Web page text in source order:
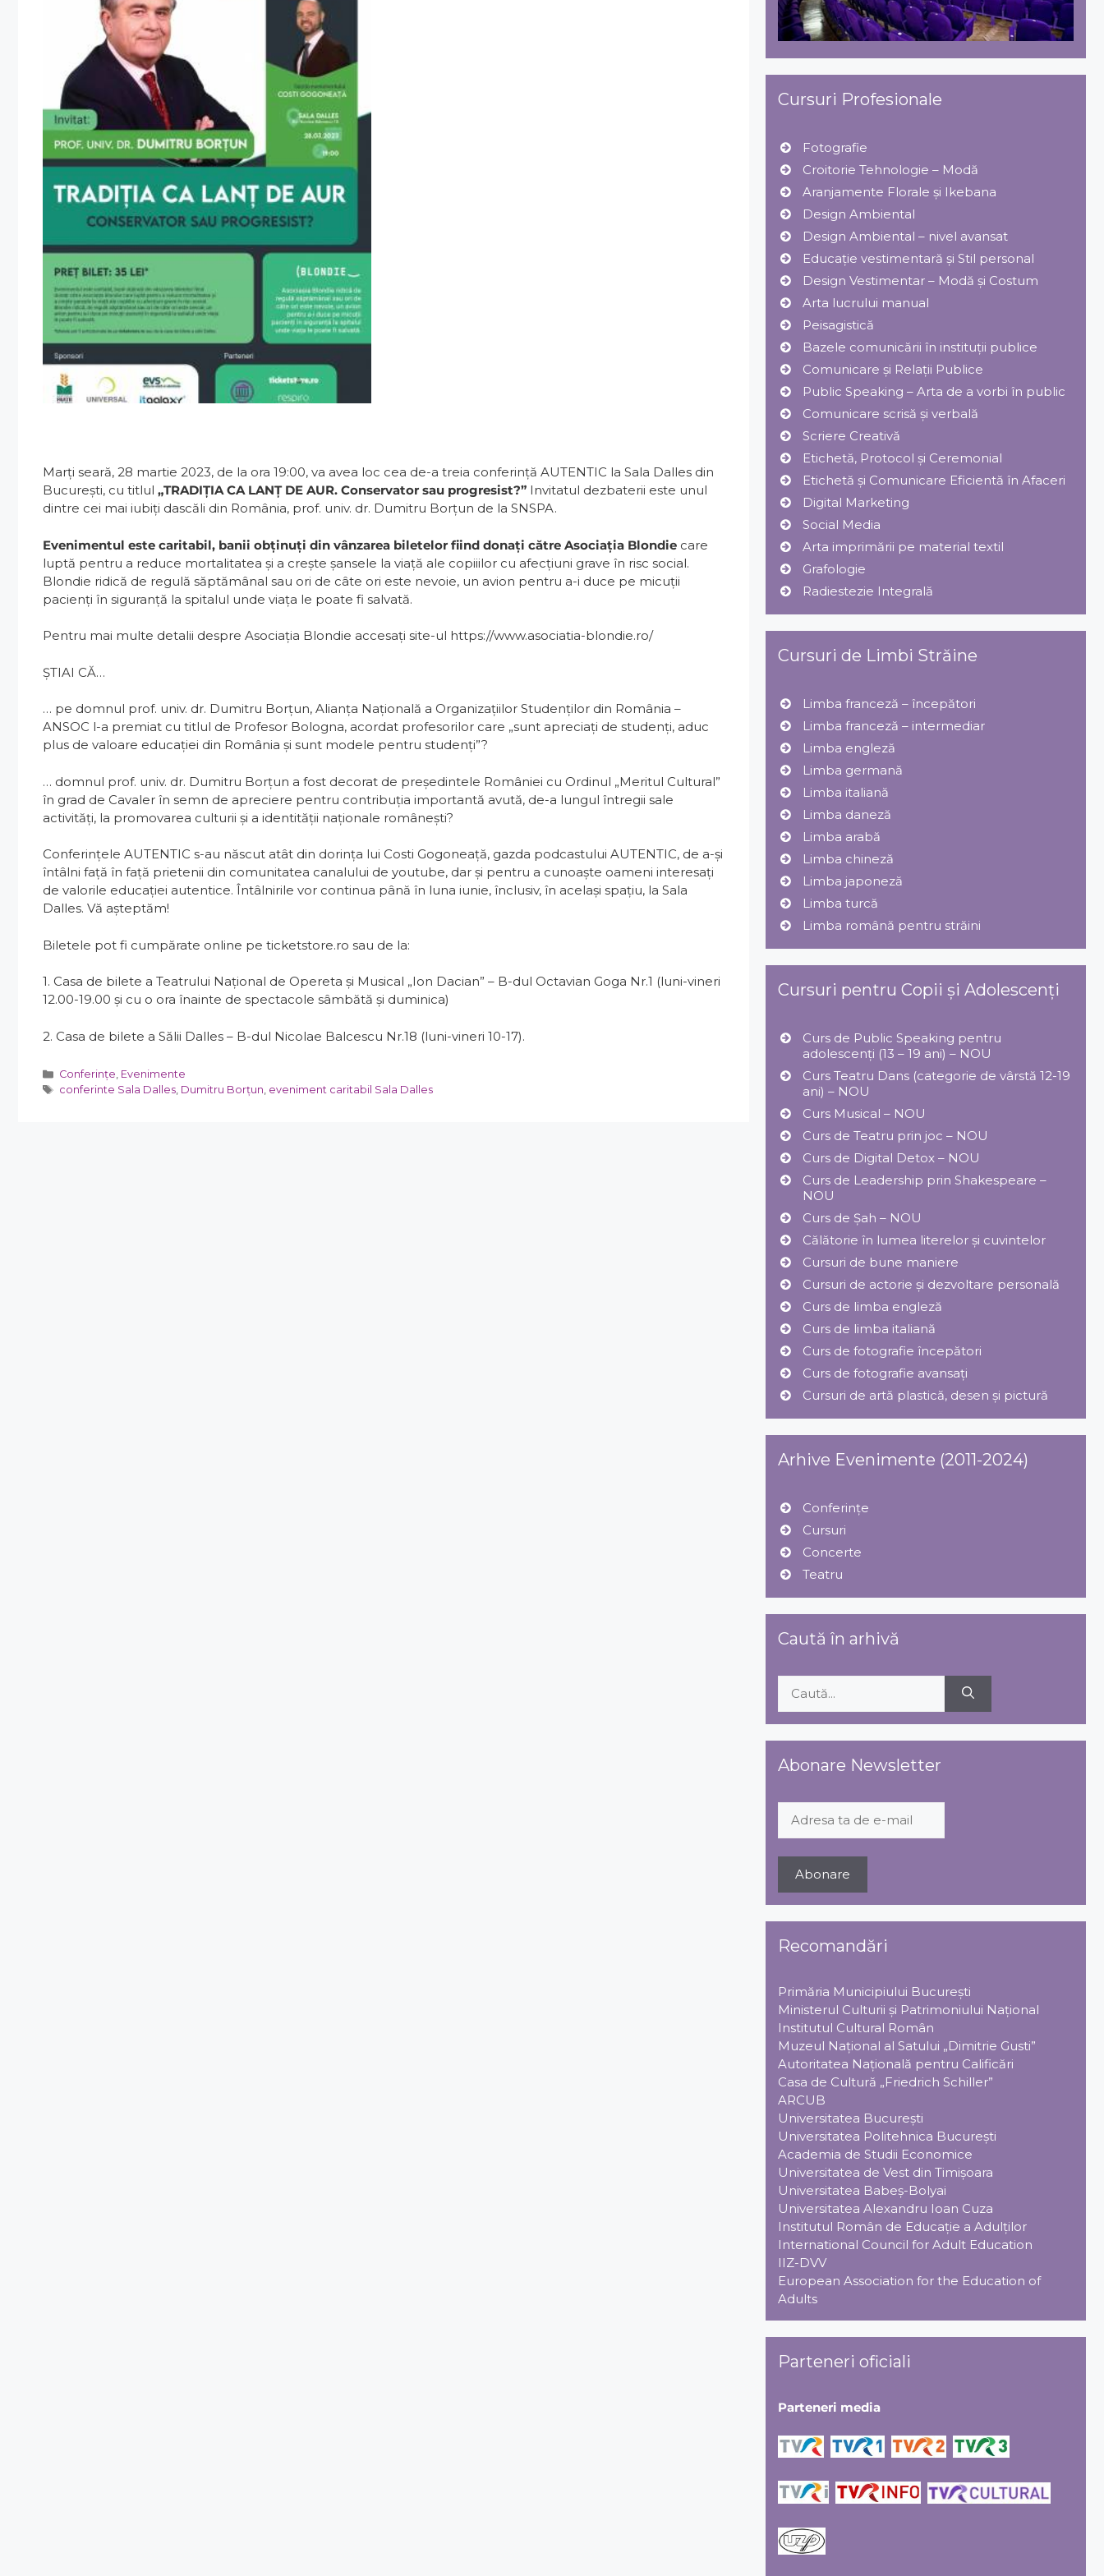
Marți seară, 28 martie 2023, de la ora 19:00, va avea loc cea de-a treia conferință AUTENTIC la Sala Dalles din
București, cu titlul „TRADIȚIA CA LANȚ DE AUR. Conservator sau progresist?” Invitatul dezbaterii este unul
dintre cei mai iubiți dascăli din România, prof. univ. dr. Dumitru Borțun de la SNSPA.
Evenimentul este caritabil, banii obținuți din vânzarea biletelor fiind donați către Asociația Blondie care
luptă pentru a reduce mortalitatea și a crește șansele la viață ale copiiilor cu afecțiuni grave în risc social.
Blondie ridică de regulă săptămânal sau ori de câte ori este nevoie, un avion pentru a-i duce pe micuții
pacienți în siguranță la spitalul unde viața le poate fi salvată.
Pentru mai multe detalii despre Asociația Blondie accesați site-ul https://www.asociatia-blondie.ro/
ȘTIAI CĂ…
… pe domnul prof. univ. dr. Dumitru Borțun, Alianţa Naţională a Organizaţiilor Studenţilor din România –
ANSOC l-a premiat cu titlul de Profesor Bologna, acordat profesorilor care „sunt apreciaţi de studenţi, aduc
plus de valoare educaţiei din România şi sunt modele pentru studenţi”?
… domnul prof. univ. dr. Dumitru Borțun a fost decorat de președintele României cu Ordinul „Meritul Cultural”
în grad de Cavaler în semn de apreciere pentru contribuţia importantă avută, de-a lungul întregii sale
activităţi, la promovarea culturii şi a identităţii naţionale româneşti?
Conferințele AUTENTIC s-au născut atât din dorința lui Costi Gogoneață, gazda podcastului AUTENTIC, de a-și
întâlni față în față prietenii din comunitatea canalului de youtube, dar și pentru a cunoaște oameni interesați
de valorile educației autentice. Întâlnirile vor continua până în luna iunie, înclusiv, în același spațiu, la Sala
Dalles. Vă așteptăm!
Biletele pot fi cumpărate online pe ticketstore.ro sau de la:
1. Casa de bilete a Teatrului Național de Opereta și Musical „Ion Dacian” – B-dul Octavian Goga Nr.1 (luni-vineri
12.00-19.00 și cu o ora înainte de spectacole sâmbătă și duminica)
2. Casa de bilete a Sălii Dalles – B-dul Nicolae Balcescu Nr.18 (luni-vineri 10-17).
Categorii
Conferinţe, Evenimente
Etichete
conferinte Sala Dalles, Dumitru Borțun, eveniment caritabil Sala Dalles
Cursuri Profesionale
Fotografie
Croitorie Tehnologie – Modă
Aranjamente Florale şi Ikebana
Design Ambiental
Design Ambiental – nivel avansat
Educație vestimentară și Stil personal
Design Vestimentar – Modă şi Costum
Arta lucrului manual
Peisagistică
Bazele comunicării în instituții publice
Comunicare și Relaţii Publice
Public Speaking – Arta de a vorbi în public
Comunicare scrisă și verbală
Scriere Creativă
Etichetă, Protocol şi Ceremonial
Etichetă și Comunicare Eficientă în Afaceri
Digital Marketing
Social Media
Arta imprimării pe material textil
Grafologie
Radiestezie Integrală
Cursuri de Limbi Străine
Limba franceză – începători
Limba franceză – intermediar
Limba engleză
Limba germană
Limba italiană
Limba daneză
Limba arabă
Limba chineză
Limba japoneză
Limba turcă
Limba română pentru străini
Cursuri pentru Copii și Adolescenți
Curs de Public Speaking pentru
adolescenți (13 – 19 ani) – NOU
Curs Teatru Dans (categorie de vârstă 12-19
ani) – NOU
Curs Musical – NOU
Curs de Teatru prin joc – NOU
Curs de Digital Detox – NOU
Curs de Leadership prin Shakespeare –
NOU
Curs de Șah – NOU
Călătorie în lumea literelor și cuvintelor
Cursuri de bune maniere
Cursuri de actorie și dezvoltare personală
Curs de limba engleză
Curs de limba italiană
Curs de fotografie începători
Curs de fotografie avansați
Cursuri de artă plastică, desen și pictură
Arhive Evenimente (2011-2024)
Conferințe
Cursuri
Concerte
Teatru
Caută în arhivă
după:
Abonare Newsletter
Recomandări
Primăria Municipiului Bucureşti
Ministerul Culturii şi Patrimoniului Naţional
Institutul Cultural Român
Muzeul Național al Satului „Dimitrie Gusti”
Autoritatea Națională pentru Calificări
Casa de Cultură „Friedrich Schiller”
ARCUB
Universitatea Bucureşti
Universitatea Politehnica Bucureşti
Academia de Studii Economice
Universitatea de Vest din Timişoara
Universitatea Babeş-Bolyai
Universitatea Alexandru Ioan Cuza
Institutul Român de Educaţie a Adulţilor
International Council for Adult Education
IIZ-DVV
European Association for the Education of
Adults
Parteneri oficiali
Parteneri media